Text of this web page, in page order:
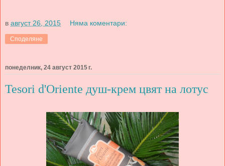
в август 26, 2015 Няма коментари:
Споделяне
понеделник, 24 август 2015 г.
Tesori d'Oriente душ-крем цвят на лотус